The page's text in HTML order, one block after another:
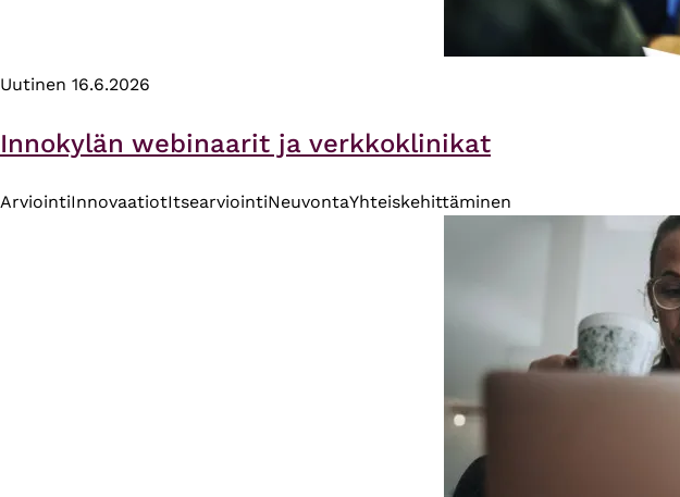
Uutinen 16.6.2026
Innokylän webinaarit ja verkkoklinikat
ArviointiInnovaatiotItsearviointiNeuvontaYhteiskehittäminen